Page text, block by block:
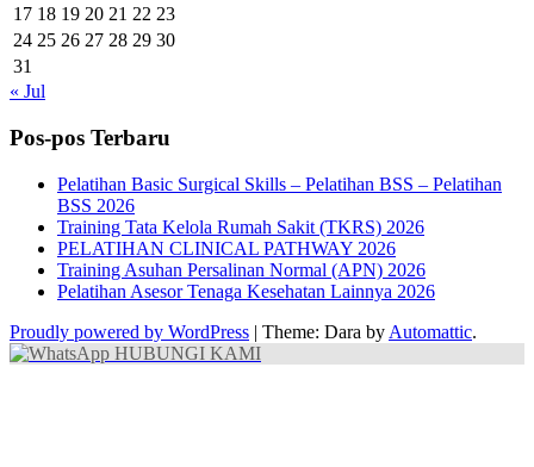
17 18 19 20 21 22 23
24 25 26 27 28 29 30
31
« Jul
Pos-pos Terbaru
Pelatihan Basic Surgical Skills – Pelatihan BSS – Pelatihan
BSS 2026
Training Tata Kelola Rumah Sakit (TKRS) 2026
PELATIHAN CLINICAL PATHWAY 2026
Training Asuhan Persalinan Normal (APN) 2026
Pelatihan Asesor Tenaga Kesehatan Lainnya 2026
Proudly powered by WordPress | Theme: Dara by Automattic.
HUBUNGI KAMI